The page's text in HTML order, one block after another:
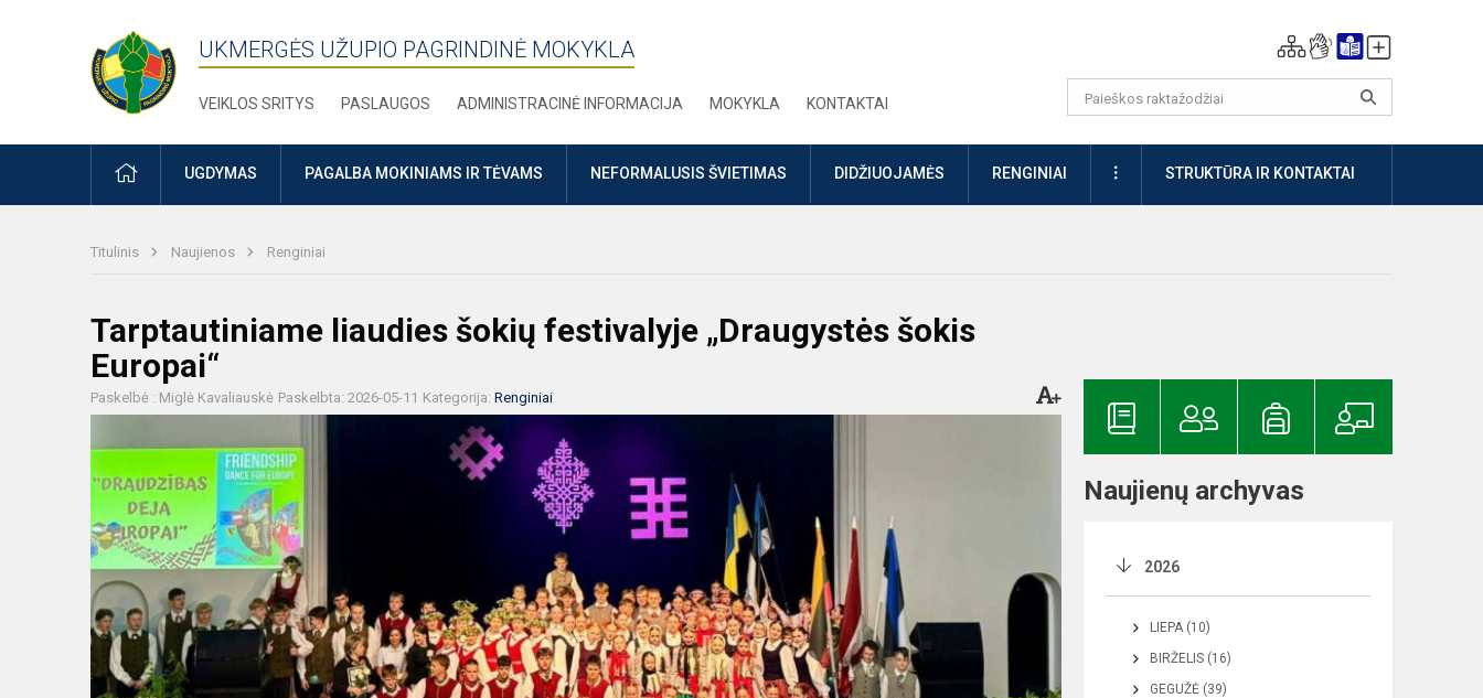
UKMERGĖS UŽUPIO PAGRINDINĖ MOKYKLA
VEIKLOS SRITYS PASLAUGOS ADMINISTRACINĖ INFORMACIJA MOKYKLA KONTAKTAI
PRADŽIAUGDYMAS PAGALBA MOKINIAMS IR TĖVAMS NEFORMALUSIS ŠVIETIMAS DIDŽIUOJAMĖS RENGINIAI DAUGIAUSTRUKTŪRA IR KONTAKTAI
Titulinis Naujienos Renginiai
Tarptautiniame liaudies šokių festivalyje „Draugystės šokis
Europai“
Paskelbė : Miglė Kavaliauskė Paskelbta: 2026-05-11 Kategorija: Renginiai
Naujienų archyvas
2026
LIEPA (10)
BIRŽELIS (16)
GEGUŽĖ (39)